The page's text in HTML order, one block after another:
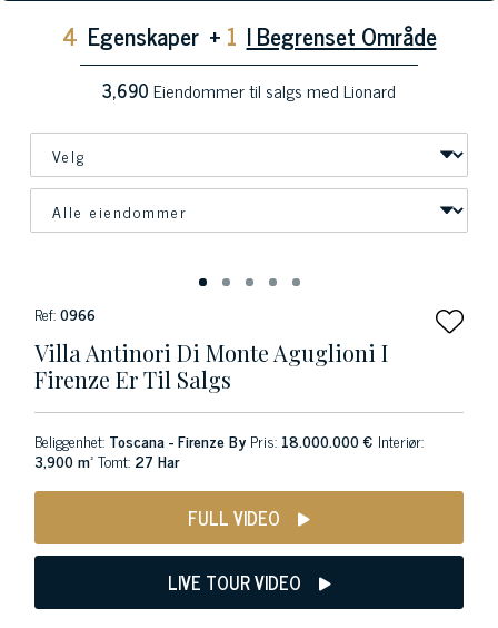
4 Egenskaper + 1 I Begrenset Område
3,690Eiendommer til salgs med Lionard
Ref:0966
Villa Antinori Di Monte Aguglioni I
Firenze Er Til Salgs
Beliggenhet: Toscana - Firenze By Pris: 18.000.000 € Interiør:
3,900 m²Tomt: 27 Har
FULL VIDEO
LIVE TOUR VIDEO